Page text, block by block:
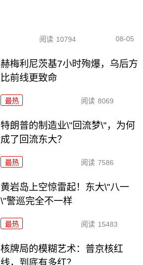
阅读 10794 08-05
赫梅利尼茨基7小时殉爆，乌后方
比前线更致命
最热 阅读 8069
特朗普的制造业\"回流梦\"，为何
成了回流东大？
最热 阅读 7586
黄岩岛上空惊雷起！东大\"八一
\"警巡完全不一样
最热 阅读 15483
核牌局的模糊艺术：普京核红
线，到底有多红？